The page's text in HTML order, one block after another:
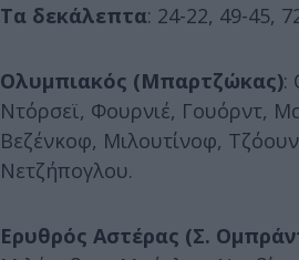
Τα δεκάλεπτα: 24-22, 49-45,
Ολυμπιακός (Μπαρτζώκας):
Ντόρσεϊ, Φουρνιέ, Γουόρντ,
Βεζένκοφ, Μιλουτίνοφ,
Νετζήπογλου.
Ερυθρός Αστέρας (Σ.